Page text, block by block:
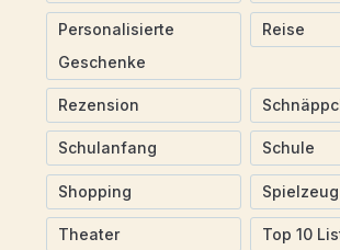
Personalisierte
Geschenke
Reise
Rezension
Schulanfang Schule
Shopping Spielzeug
Theater Top 10